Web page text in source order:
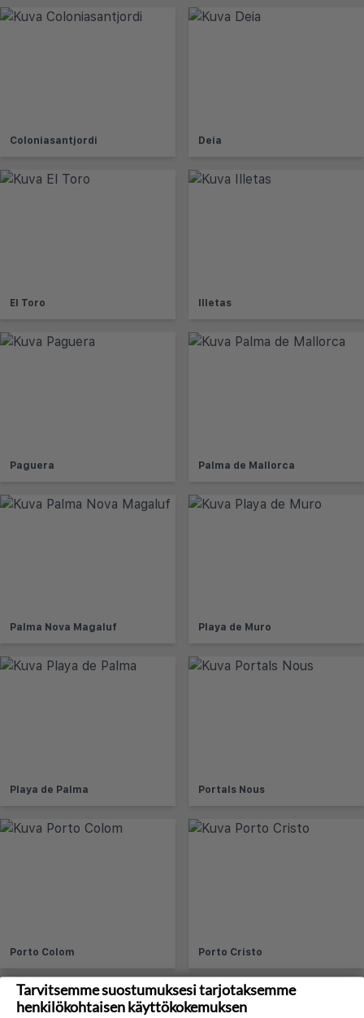
Coloniasantjordi Deia
El Toro Illetas
Paguera Palma de Mallorca
Palma Nova Magaluf Playa de Muro
Playa de Palma Portals Nous
Porto Colom Porto Cristo
Tarvitsemme suostumuksesi tarjotaksemme
henkilökohtaisen käyttökokemuksen